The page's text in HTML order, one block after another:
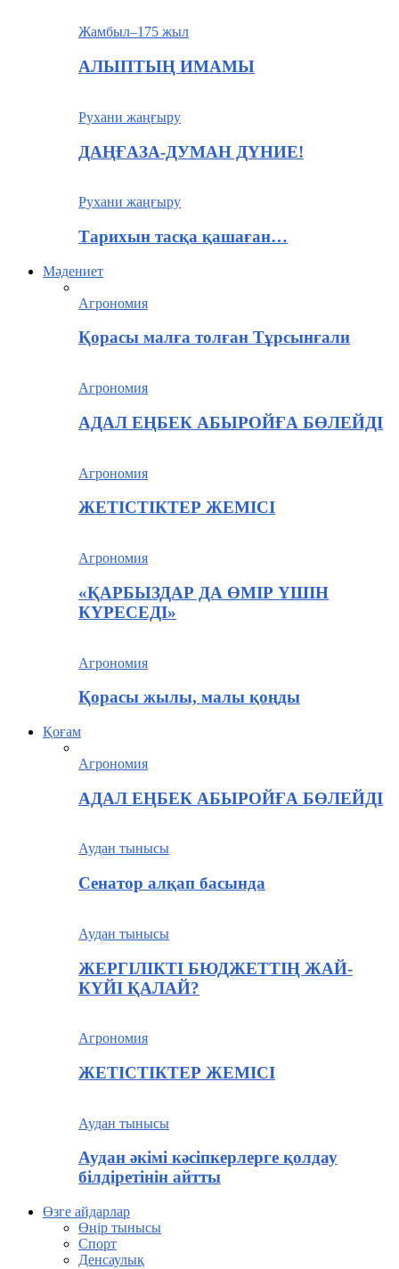
Жамбыл–175 жыл
АЛЫПТЫҢ ИМАМЫ
Рухани жаңғыру
ДАҢҒАЗА-ДУМАН ДҮНИЕ!
Рухани жаңғыру
Тарихын тасқа қашаған…
Мәдениет
Агрономия
Қорасы малға толған Тұрсынғали
Агрономия
АДАЛ ЕҢБЕК АБЫРОЙҒА БӨЛЕЙДІ
Агрономия
ЖЕТІСТІКТЕР ЖЕМІСІ
Агрономия
«ҚАРБЫЗДАР ДА ӨМІР ҮШІН
КҮРЕСЕДІ»
Агрономия
Қорасы жылы, малы қоңды
Қоғам
Агрономия
АДАЛ ЕҢБЕК АБЫРОЙҒА БӨЛЕЙДІ
Аудан тынысы
Сенатор алқап басында
Аудан тынысы
ЖЕРГІЛІКТІ БЮДЖЕТТІҢ ЖАЙ-
КҮЙІ ҚАЛАЙ?
Агрономия
ЖЕТІСТІКТЕР ЖЕМІСІ
Аудан тынысы
Аудан әкімі кәсіпкерлерге қолдау
білдіретінін айтты
Өзге айдарлар
Өңір тынысы
Спорт
Денсаулық